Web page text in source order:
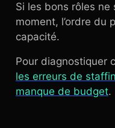
Si les bons rôles
moment, l’ordre du
capacité.
Pour diagnostiquer
les erreurs de
manque de budget.